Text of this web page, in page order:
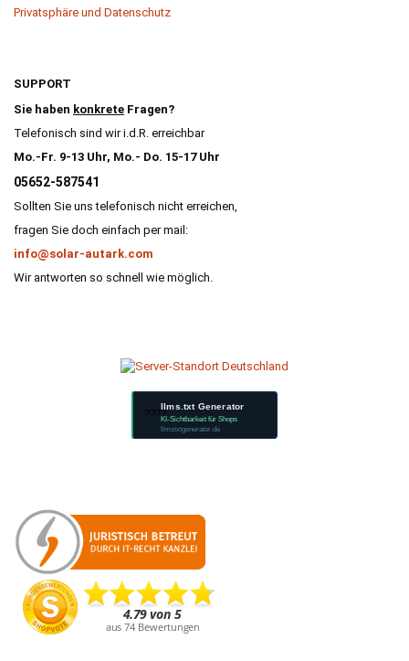
Privatsphäre und Datenschutz
SUPPORT
Sie haben konkrete Fragen?
Telefonisch sind wir i.d.R. erreichbar
Mo.-Fr. 9-13 Uhr, Mo.- Do. 15-17 Uhr
05652-587541
Sollten Sie uns telefonisch nicht erreichen,
fragen Sie doch einfach per mail:
info@solar-autark.com
Wir antworten so schnell wie möglich.
????
llms.txt Generator
KI-Sichtbarkeit für Shops
llmstxtgenerator.de